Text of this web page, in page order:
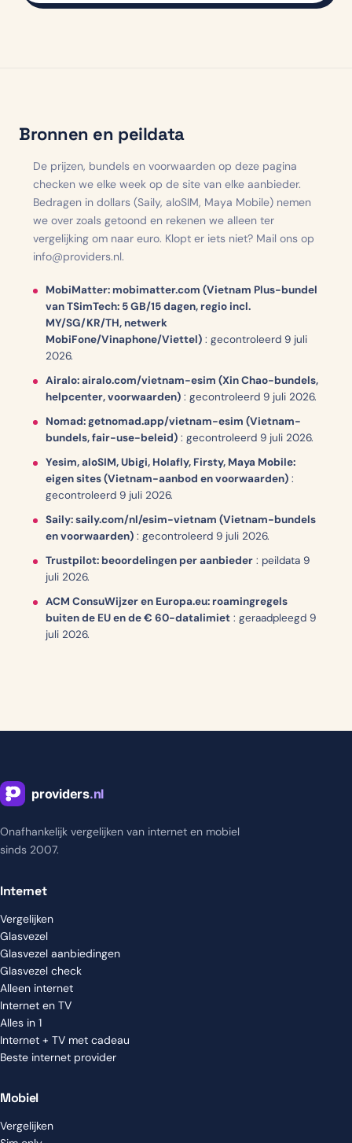
Bronnen en peildata
De prijzen, bundels en voorwaarden op deze pagina
checken we elke week op de site van elke aanbieder.
Bedragen in dollars (Saily, aloSIM, Maya Mobile) nemen
we over zoals getoond en rekenen we alleen ter
vergelijking om naar euro. Klopt er iets niet? Mail ons op
info@providers.nl.
MobiMatter: mobimatter.com (Vietnam Plus-bundel
van TSimTech: 5 GB/15 dagen, regio incl.
MY/SG/KR/TH, netwerk
MobiFone/Vinaphone/Viettel) : gecontroleerd 9 juli
2026.
Airalo: airalo.com/vietnam-esim (Xin Chao-bundels,
helpcenter, voorwaarden) : gecontroleerd 9 juli 2026.
Nomad: getnomad.app/vietnam-esim (Vietnam-
bundels, fair-use-beleid) : gecontroleerd 9 juli 2026.
Yesim, aloSIM, Ubigi, Holafly, Firsty, Maya Mobile:
eigen sites (Vietnam-aanbod en voorwaarden) :
gecontroleerd 9 juli 2026.
Saily: saily.com/nl/esim-vietnam (Vietnam-bundels
en voorwaarden) : gecontroleerd 9 juli 2026.
Trustpilot: beoordelingen per aanbieder : peildata 9
juli 2026.
ACM ConsuWijzer en Europa.eu: roamingregels
buiten de EU en de € 60-datalimiet : geraadpleegd 9
juli 2026.
Onafhankelijk vergelijken van internet en mobiel
sinds 2007.
Internet
Vergelijken
Glasvezel
Glasvezel aanbiedingen
Glasvezel check
Alleen internet
Internet en TV
Alles in 1
Internet + TV met cadeau
Beste internet provider
Mobiel
Vergelijken